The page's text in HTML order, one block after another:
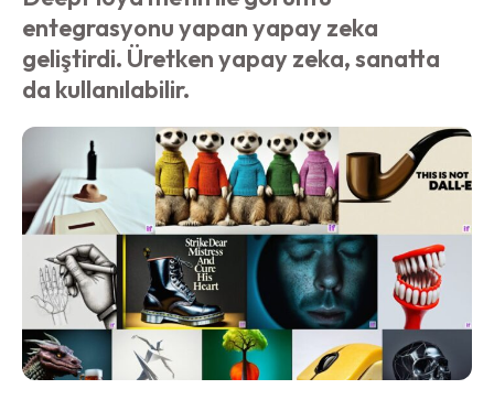
entegrasyonu yapan yapay zeka
geliştirdi. Üretken yapay zeka, sanatta
da kullanılabilir.